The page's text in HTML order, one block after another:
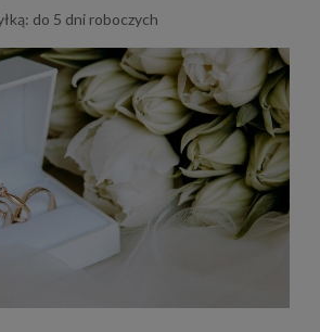
do 5 dni roboczych